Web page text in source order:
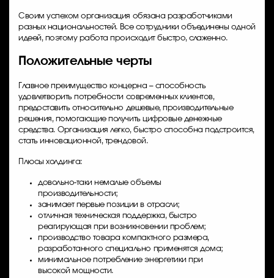
Своим успехом организация обязана разработчиками
разных национальностей. Все сотрудники объединены одной
идеей, поэтому работа происходит быстро, слаженно.
Положительные черты
Главное преимущество концерна – способность
удовлетворить потребности современных клиентов,
предоставить относительно дешевые, производительные
решения, помогающие получить цифровые денежные
средства. Организация легко, быстро способна подстроится,
стать инновационной, трендовой.
Плюсы холдинга:
довольно-таки немалые объемы
производительности;
занимает первые позиции в отрасли;
отличная техническая поддержка, быстро
реагирующая при возникновении проблем;
производство товара компактного размера,
разработанного специально применятся дома;
минимальное потребление энергетики при
высокой мощности.